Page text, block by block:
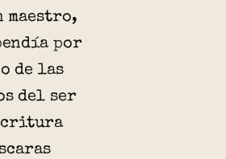
maestro,
por
de las
del ser